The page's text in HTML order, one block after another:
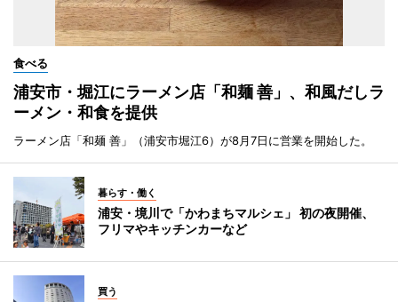
食べる
浦安市・堀江にラーメン店「和麺 善」、和風だしラ
ーメン・和食を提供
ラーメン店「和麺 善」（浦安市堀江6）が8月7日に営業を開始した。
暮らす・働く
浦安・境川で「かわまちマルシェ」 初の夜開催、
フリマやキッチンカーなど
買う